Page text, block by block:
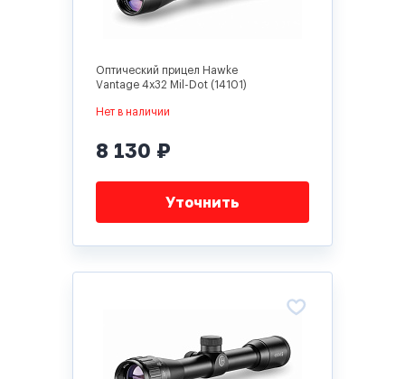
Оптический прицел Hawke
Vantage 4x32 Mil-Dot (14101)
Нет в наличии
8 130 ₽
Уточнить